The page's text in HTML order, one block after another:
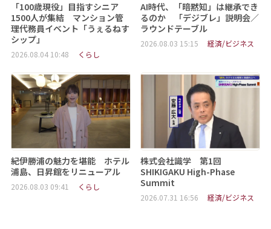
「100歳現役」目指すシニア
1500人が集結 マンション管
理代務員イベント「うぇるねす
シップ」
2026.08.04 10:48 くらし
AI時代、「暗黙知」は継承でき
るのか 「デジブレ」説明会／
ラウンドテーブル
2026.08.03 15:15 経済/ビジネス
紀伊勝浦の魅力を堪能 ホテル
浦島、日昇館をリニューアル
2026.08.03 09:41 くらし
株式会社識学 第1回
SHIKIGAKU High-Phase
Summit
2026.07.31 16:56 経済/ビジネス